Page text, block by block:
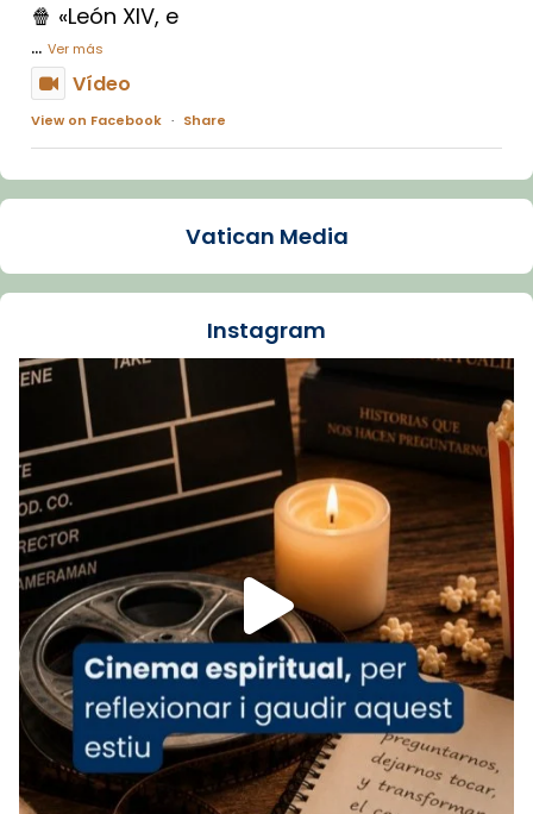
🍿 «León XIV, e
... Ver más
Vídeo
View on Facebook · Share
Arquebisbat de Barcelona
La Carmina va patir depressió. Fa gairebé
dos mesos, a l'Estadi Lluís Companys, la
Recupera l'entrevista comp
Vatican
tican News 👇
www.vaticannews.va/es/iglesia/news/2026-
07/carmina-historia-depresion-papa-viaje-
espana-testimoni...
Foto
View on Facebook · Share
Arquebisbat de Barcelona
1 week ago
«Avui les santes Juliana i Semproniana ens
ajuden a alçar la mirada»
Mons. Sergi Gordo, bisbe de Tortosa, ha
Vatican Media
Instagram